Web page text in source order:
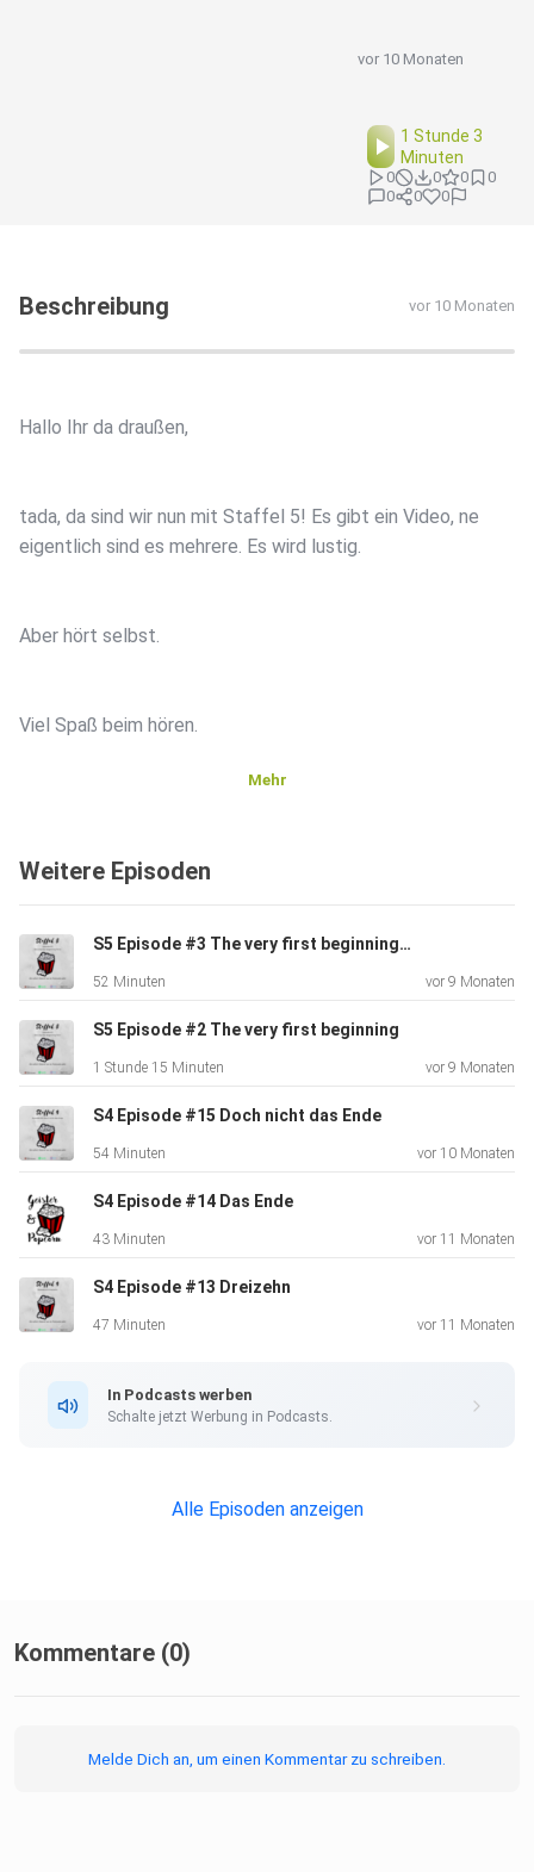
vor 10 Monaten
1 Stunde 3
Minuten
0 0 0
0
0
0 0
Beschreibung vor 10 Monaten
Hallo Ihr da draußen,
tada, da sind wir nun mit Staffel 5! Es gibt ein Video, ne
eigentlich sind es mehrere. Es wird lustig.
Aber hört selbst.
Viel Spaß beim hören.
Zeug hält.
Feedbackbutton ist dort angeheftet.
Oder kommt gern zu uns auf unseren Discord-Server und
euch mit uns aus.
Alle Links findet Ihr unten in unserem Linktree.
Ebenso könnt Ihr uns gern auf den Podcast-Portalen ein
Feedback
Mehr
Weitere Episoden
S5 Episode #3 The very first beginning Teil 2
52 Minuten vor 9 Monaten
S5 Episode #2 The very first beginning
1 Stunde 15 Minuten vor 9 Monaten
S4 Episode #15 Doch nicht das Ende
54 Minuten vor 10 Monaten
S4 Episode #14 Das Ende
43 Minuten vor 11 Monaten
S4 Episode #13 Dreizehn
47 Minuten vor 11 Monaten
In Podcasts werben
Schalte jetzt Werbung in Podcasts.
Alle Episoden anzeigen
Kommentare (0)
Melde Dich an, um einen Kommentar zu schreiben.